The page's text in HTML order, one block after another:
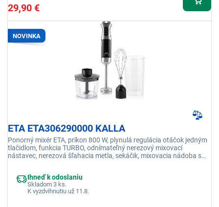
29,90 €
NOVINKA
ETA ETA306290000 KALLA
Ponorný mixér ETA, príkon 800 W, plynulá regulácia otáčok jedným
tlačidlom, funkcia TURBO, odnímateľný nerezový mixovací
nástavec, nerezová šľahacia metla, sekáčik, mixovacia nádoba s
Ihneď k odoslaniu
Skladom 3 ks.
K vyzdvihnutiu už 11.8.